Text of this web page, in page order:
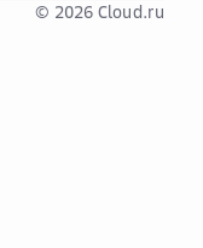
© 2026 Cloud.ru